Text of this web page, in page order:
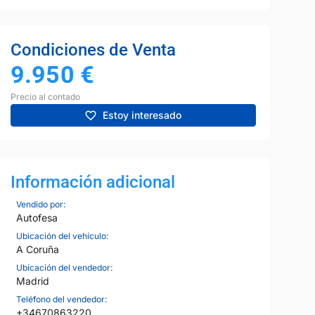
Condiciones de Venta
9.950 €
Precio al contado
Estoy interesado
Información adicional
Vendido por:
Autofesa
Ubicación del vehículo:
A Coruña
Ubicación del vendedor:
Madrid
Teléfono del vendedor:
+34670863220